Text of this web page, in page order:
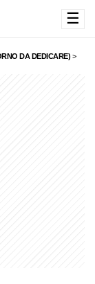
☰
DA DEDICARE) >